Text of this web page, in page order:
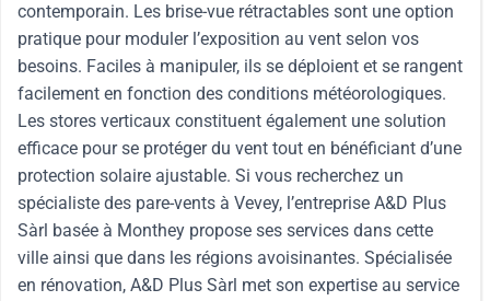
contemporain. Les brise-vue rétractables sont une option
pratique pour moduler l’exposition au vent selon vos
besoins. Faciles à manipuler, ils se déploient et se rangent
facilement en fonction des conditions météorologiques.
Les stores verticaux constituent également une solution
efficace pour se protéger du vent tout en bénéficiant d’une
protection solaire ajustable. Si vous recherchez un
spécialiste des pare-vents à Vevey, l’entreprise A&D Plus
Sàrl basée à Monthey propose ses services dans cette
ville ainsi que dans les régions avoisinantes. Spécialisée
en rénovation, A&D Plus Sàrl met son expertise au service